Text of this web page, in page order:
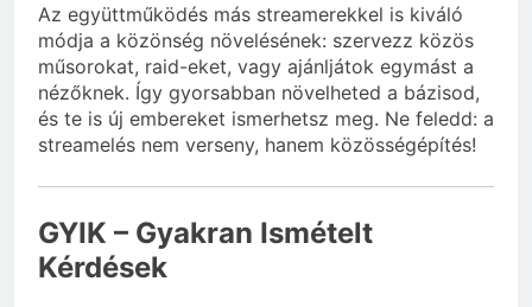
Az együttműködés más streamerekkel is kiváló
módja a közönség növelésének: szervezz közös
műsorokat, raid-eket, vagy ajánljátok egymást a
nézőknek. Így gyorsabban növelheted a bázisod,
és te is új embereket ismerhetsz meg. Ne feledd: a
streamelés nem verseny, hanem közösségépítés!
GYIK – Gyakran Ismételt
Kérdések